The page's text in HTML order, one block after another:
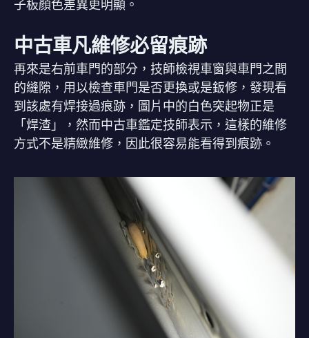
子板顏色差異更明顯。
中古車凡維修必留痕跡
再來是右前車門的部分，技師檢視車窗與車門之間
的縫隙，用以檢查車門是否更換或是鈑修，發現看
到該處有焊接過痕跡，圖片中的白色突起物正是
「焊渣」，然而中古車鑑定技師表示，這樣的維修
方式不是精緻維修，因此很容易能看得到痕跡。